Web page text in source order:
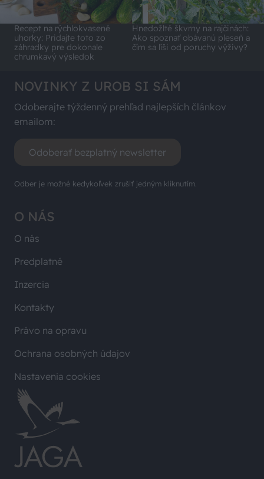
Recept na rýchlokvasené
uhorky: Pridajte toto zo
záhradky pre dokonale
chrumkavý výsledok
Hnedožlté škvrny na rajčinách:
Ako spoznať obávanú pleseň a
čím sa líši od poruchy výživy?
O NÁS
O nás
Predplatné
Inzercia
Kontakty
Právo na opravu
Ochrana osobných údajov
Nastavenia cookies
NOVINKY Z UROB SI SÁM
Odoberajte týždenný prehľad najlepších článkov
emailom:
Odoberať bezplatný newsletter
Odber je možné kedykoľvek zrušiť jedným kliknutím.